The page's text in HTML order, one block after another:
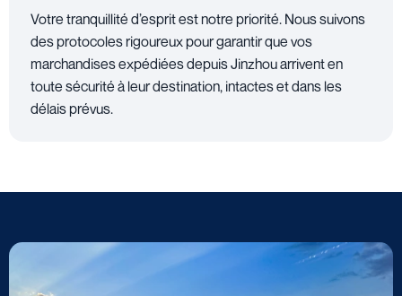
Votre tranquillité d’esprit est notre priorité. Nous suivons
des protocoles rigoureux pour garantir que vos
marchandises expédiées depuis Jinzhou arrivent en
toute sécurité à leur destination, intactes et dans les
délais prévus.